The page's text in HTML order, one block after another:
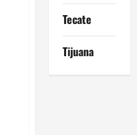
Tecate
Tijuana